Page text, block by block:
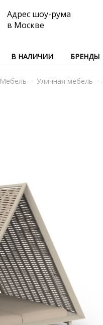
Адрес шоу-рума
в Москве
В НАЛИЧИИ БРЕНДЫ
Мебель Уличная мебель